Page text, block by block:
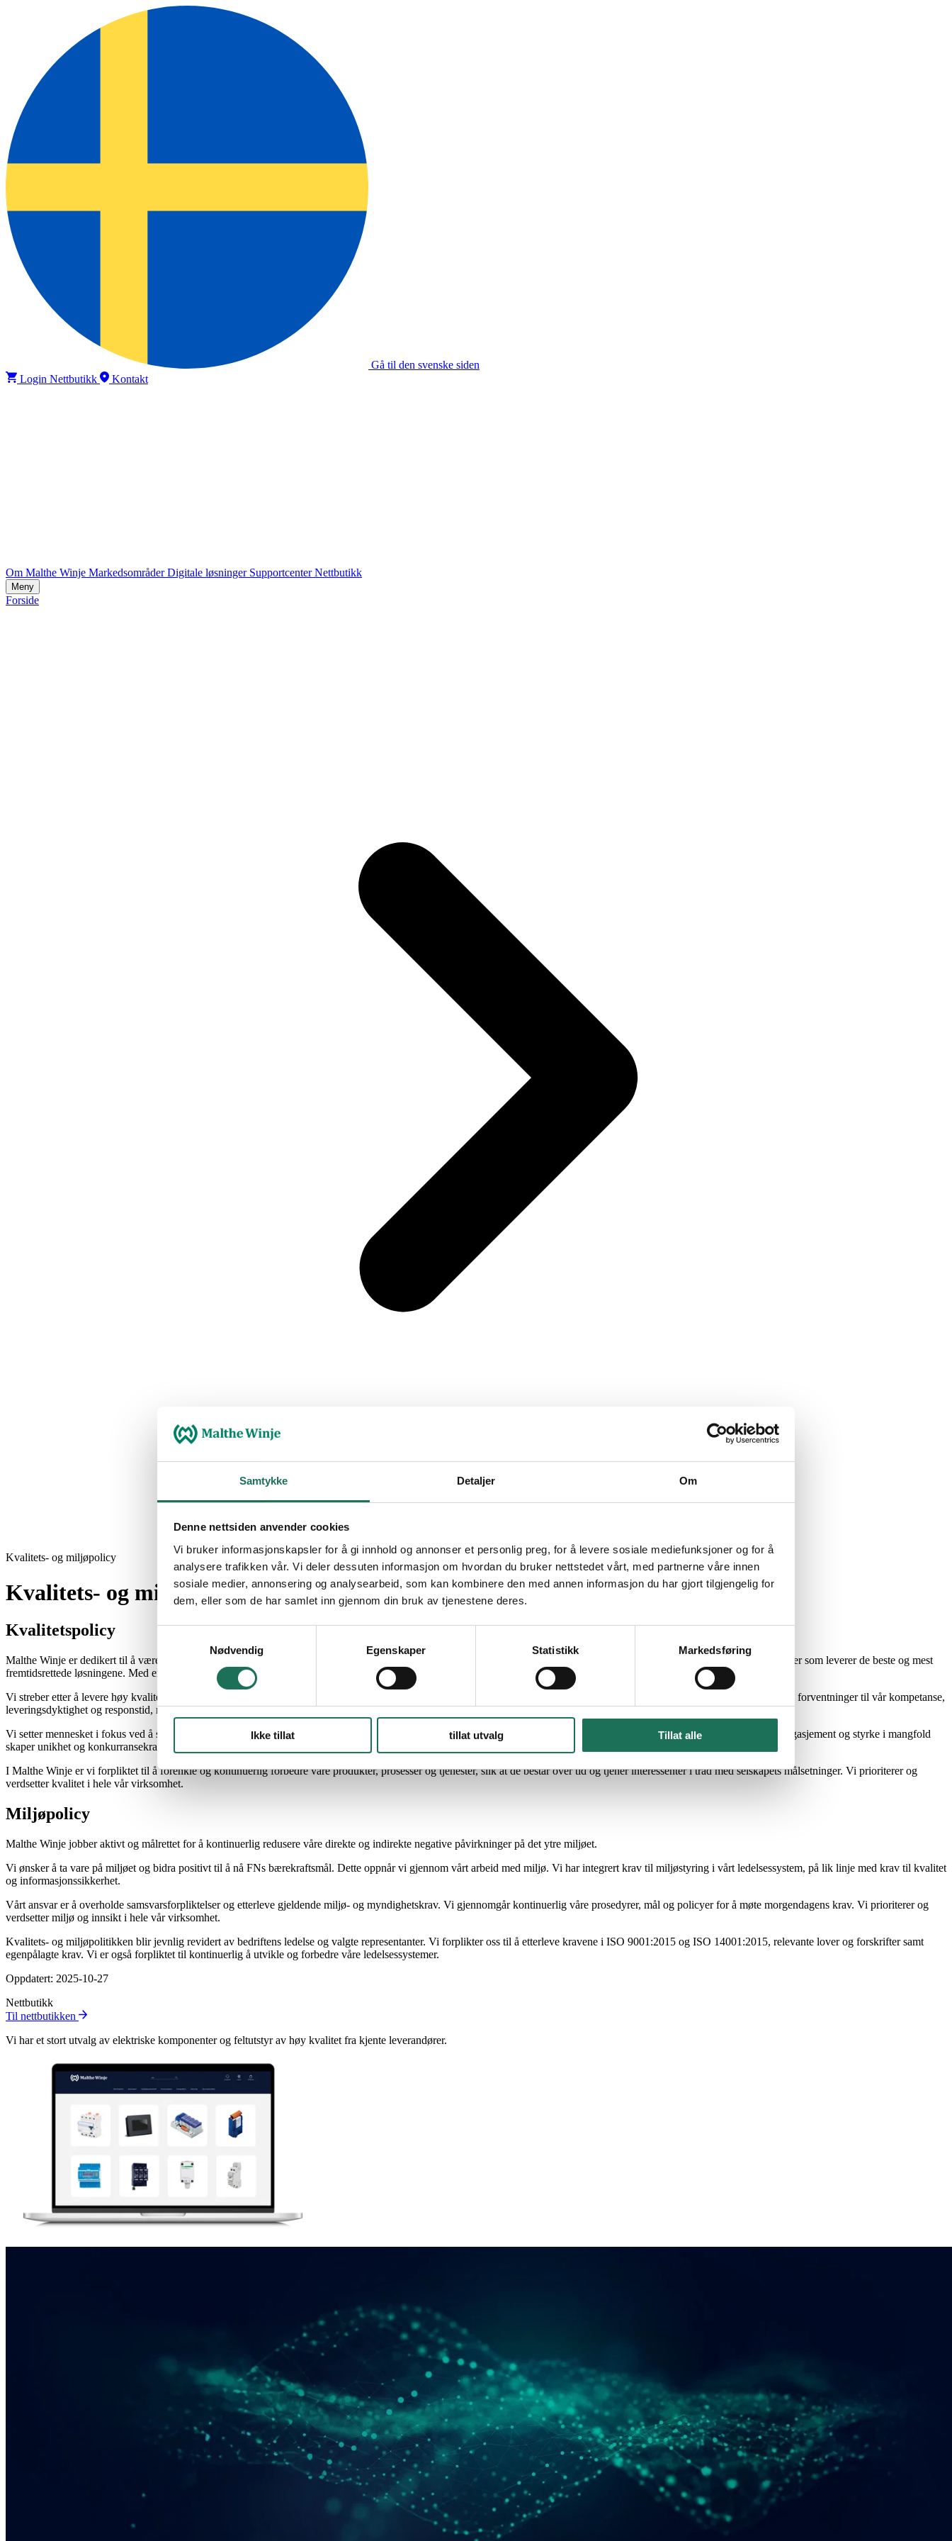
Samtykke Detaljer Om
Denne nettsiden anvender cookies
Vi bruker informasjonskapsler for å gi innhold og annonser et personlig preg, for å levere sosiale mediefunksjoner og for å
analysere trafikken vår. Vi deler dessuten informasjon om hvordan du bruker nettstedet vårt, med partnerne våre innen
sosiale medier, annonsering og analysearbeid, som kan kombinere den med annen informasjon du har gjort tilgjengelig for
dem, eller som de har samlet inn gjennom din bruk av tjenestene deres.
Nødvendig
Egenskaper Statistikk Markedsføring
Ikke tillat tillat utvalg Tillat alle
Gå til den svenske siden
Login Nettbutikk
Kontakt
Om Malthe Winje MarkedsområderDigitale løsninger SupportcenterNettbutikk
Meny
Forside
Kvalitets- og miljøpolicy
Kvalitets- og miljøpolicy
Kvalitetspolicy
Malthe Winje er dedikert til å være i forkant når det gjelder kunnskap om ny teknologi, og vi tilbyr våre kunder mer enn bare tekniske løsninger. Vi skal være en samarbeidspartner som leverer de beste og mest
fremtidsrettede løsningene. Med en sentral posisjon innen kritisk infrastruktursegmentet, planlegger vi å befeste vår posisjon og forvente betydelig vekst i årene som kommer.
Vi streber etter å levere høy kvalitet i alle ledd, skape synergieffekter og engasjement med våre interessenter. For å sikre høy kundetilfredshet, imøtekommer vi kundens behov og forventninger til vår kompetanse,
leveringsdyktighet og responstid, med mål om å sikre langvarige kundeforhold.
Vi setter mennesket i fokus ved å sikre anstendige arbeidsforhold, fremme åpen kommunikasjon, og tilby kontinuerlig opplæring og utvikling for våre medarbeidere. Vi vet at engasjement og styrke i mangfold
skaper unikhet og konkurransekraft.
I Malthe Winje er vi forpliktet til å forenkle og kontinuerlig forbedre våre produkter, prosesser og tjenester, slik at de består over tid og tjener interessenter i tråd med selskapets målsetninger. Vi prioriterer og
verdsetter kvalitet i hele vår virksomhet.
Miljøpolicy
Malthe Winje jobber aktivt og målrettet for å kontinuerlig redusere våre direkte og indirekte negative påvirkninger på det ytre miljøet.
Vi ønsker å ta vare på miljøet og bidra positivt til å nå FNs bærekraftsmål. Dette oppnår vi gjennom vårt arbeid med miljø. Vi har integrert krav til miljøstyring i vårt ledelsessystem, på lik linje med krav til kvalitet
og informasjonssikkerhet.
Vårt ansvar er å overholde samsvarsforpliktelser og etterleve gjeldende miljø- og myndighetskrav. Vi gjennomgår kontinuerlig våre prosedyrer, mål og policyer for å møte morgendagens krav. Vi prioriterer og
verdsetter miljø og innsikt i hele vår virksomhet.
Kvalitets- og miljøpolitikken blir jevnlig revidert av bedriftens ledelse og valgte representanter. Vi forplikter oss til å etterleve kravene i ISO 9001:2015 og ISO 14001:2015, relevante lover og forskrifter samt
egenpålagte krav. Vi er også forpliktet til kontinuerlig å utvikle og forbedre våre ledelsessystemer.
Oppdatert: 2025-10-27
Nettbutikk
Til nettbutikken
Vi har et stort utvalg av elektriske komponenter og feltutstyr av høy kvalitet fra kjente leverandører.